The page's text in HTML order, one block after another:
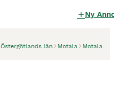
Ny
Östergötlands län Motala Motala